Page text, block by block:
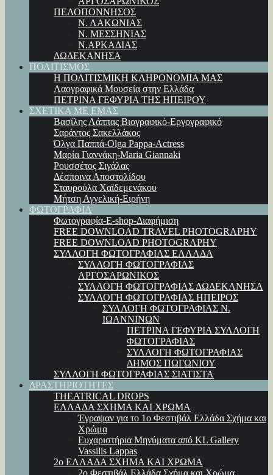
ΠΕΛΟΠΟΝΝΗΣΟΣ
Ν. ΛΑΚΩΝΙΑΣ
Ν. ΜΕΣΣΗΝΙΑΣ
Ν.ΑΡΚΑΔΙΑΣ
ΔΩΔΕΚΑΝΗΣΑ
ΠΟΛΙΤΙΣΜΟΣ
Η ΠΟΛΙΤΙΣΜΙΚΗ ΚΛΗΡΟΝΟΜΙΑ ΜΑΣ
Λαογραφικά Μουσεία στην Ελλάδα
ΠΕΤΡΙΝΑ ΓΕΦΥΡΙΑ ΤΗΣ ΗΠΕΙΡΟΥ
ΣΧΕΤΙΚΑ ΜΕ ΕΜΑΣ
Βασίλης Λάππας Βιογραφικό-Εργογραφικό
Σαράντος Σακελλάκος
Όλγα Παππά-Olga Pappa-Αctress
Μαρία Γιαννάκη-Maria Giannaki
Ρουσσέτος Σιγάλας
Δέσποινα Αποστολίδου
Σταυρούλα Χαϊδεμενάκου
Μήτση Αγγελική-Ειρήνη
ΦΩΤΟΓΡΑΦΙΑ
Φωτογραφία-E-shop-Διαφήμιση
FREE DOWNLOAD TRAVEL PHOTOGRAPHY
FREE DOWNLOAD PHOTOGRAPHY
ΣΥΛΛΟΓΗ ΦΩΤΟΓΡΑΦΙΑΣ ΕΛΛΑΔΑ
ΣΥΛΛΟΓΗ ΦΩΤΟΓΡΑΦΙΑΣ
ΑΡΓΟΣΑΡΩΝΙΚΟΣ
ΣΥΛΛΟΓΗ ΦΩΤΟΓΡΑΦΙΑΣ ΔΩΔΕΚΑΝΗΣΑ
ΣΥΛΛΟΓΗ ΦΩΤΟΓΡΑΦΙΑΣ ΗΠΕΙΡΟΣ
ΣΥΛΛΟΓΗ ΦΩΤΟΓΡΑΦΙΑΣ Ν.
ΙΩΑΝΝΙΝΩΝ
ΠΕΤΡΙΝΑ ΓΕΦΥΡΙΑ ΣΥΛΛΟΓΗ
ΦΩΤΟΓΡΑΦΙΑΣ
ΣΥΛΛΟΓΗ ΦΩΤΟΓΡΑΦΙΑΣ
ΔΗΜΟΣ ΠΩΓΩΝΙΟΥ
ΣΥΛΛΟΓΗ ΦΩΤΟΓΡΑΦΙΑΣ ΣΙΑΤΙΣΤΑ
ΔΡΑΣΤΗΡΙΟΤΗΤΕΣ
THEATRICAL DROPS
ΕΛΛΑΔΑ ΣΧΗΜΑ ΚΑΙ ΧΡΩΜΑ
Έγραψαν για το 1ο Φεστιβάλ Ελλάδα Σχήμα και
Χρώμα
Ευχαριστήρια Μηνύματα από KL Gallery
Vassilis Lappas
2ο ΕΛΛΑΔΑ ΣΧΗΜΑ ΚΑΙ ΧΡΩΜΑ
2ο Φεστιβάλ Ελλάδα Σχήμα και Χρώμα